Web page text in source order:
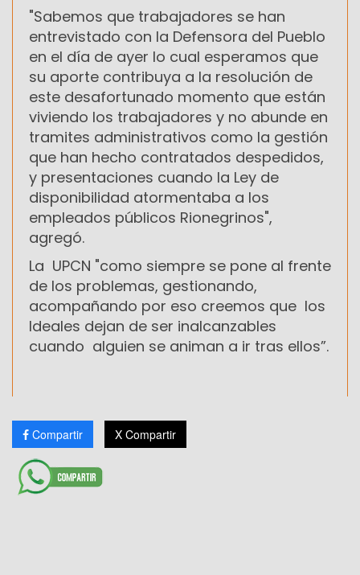
"Sabemos que trabajadores se han
entrevistado con la Defensora del Pueblo
en el día de ayer lo cual esperamos que
su aporte contribuya a la resolución de
este desafortunado momento que están
viviendo los trabajadores y no abunde en
tramites administrativos como la gestión
que han hecho contratados despedidos,
y presentaciones cuando la Ley de
disponibilidad atormentaba a los
empleados públicos Rionegrinos",
agregó.
La UPCN "como siempre se pone al frente
de los problemas, gestionando,
acompañando por eso creemos que los
Ideales dejan de ser inalcanzables
cuando alguien se animan a ir tras ellos”.
Compartir X Compartir